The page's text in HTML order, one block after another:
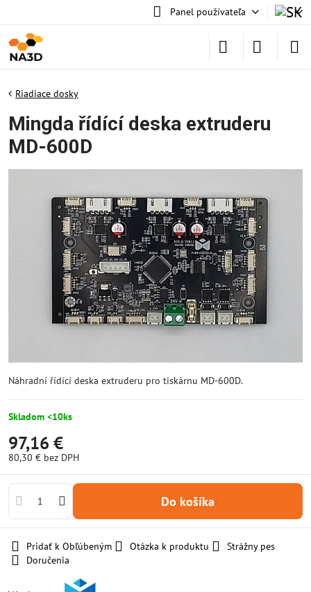
Panel používateľa
Riadiace dosky
Mingda řídící deska extruderu
MD-600D
Náhradní řídící deska extruderu pro tiskárnu MD-600D.
Skladom <10ks
97,16 €
80,30 € bez DPH
Do košíka
Pridať k Obľúbeným Otázka k produktu
Strážny pes
Doručenia